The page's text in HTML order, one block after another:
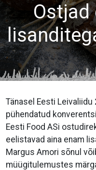
Ostjad
Tänasel Eesti
pühendatud
Eesti Food ASi
eelistavad aina enam
Margus Amori sõnul
müügitulemustes